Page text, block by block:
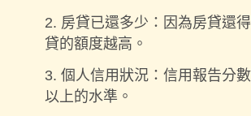
房貸已還多少：因為房貸還
貸的額度越高。
個人信用狀況：信用報告分
以上的水準。